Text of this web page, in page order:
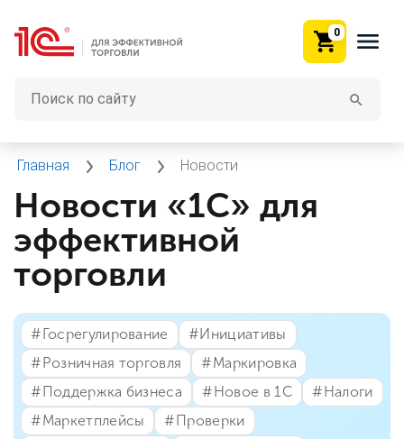
0
Главная Блог Новости
Новости «1С» для
эффективной
торговли
#⁣Госрегулирование
#⁣Инициативы
#⁣Розничная торговля
#⁣Маркировка
#⁣Поддержка бизнеса
#⁣Новое в 1С
#⁣Налоги
#⁣Маркетплейсы
#⁣Проверки